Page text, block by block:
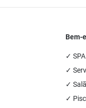
Bem-
✓ SPA
✓
✓
✓